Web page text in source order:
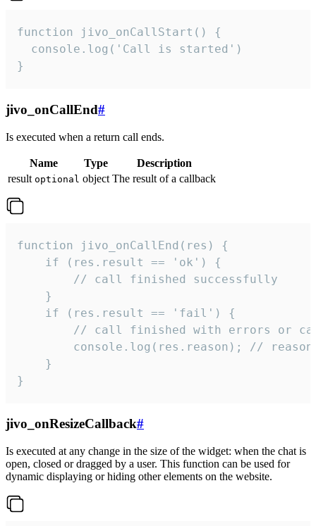
function jivo_onCallStart() {
  console.log('Call is started')
}
jivo_onCallEnd#
Is executed when a return call ends.
Name Type
Description
result optional object The result of a callback
function jivo_onCallEnd(res) {
    if (res.result == 'ok') {
        // call finished successfully
    }
    if (res.result == 'fail') {
// call finished with errors or
console.log(res.reason); //
    }
}
jivo_onResizeCallback#
Is executed at any change in the size of the widget: when the chat is
open, closed or dragged by a user. This function can be used for
dynamic displaying or hiding other elements on the website.